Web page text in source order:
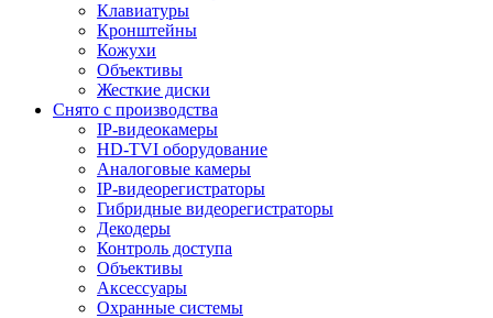
Клавиатуры
Кронштейны
Кожухи
Объективы
Жесткие диски
Снято с производства
IP-видеокамеры
HD-TVI оборудование
Аналоговые камеры
IP-видеорегистраторы
Гибридные видеорегистраторы
Декодеры
Контроль доступа
Объективы
Аксессуары
Охранные системы